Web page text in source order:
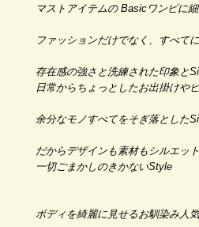
マストアイテムの Basicワンピに
ファッションだけでなく、すべて
存在感の強さと洗練された印象と
日常からちょっとしたお出掛けや
余分なモノすべてをそぎ落とした
だからデザインも素材もシルエッ
一切ごまかしのきかないStyle
ボディを綺麗に見せるお馴染み人